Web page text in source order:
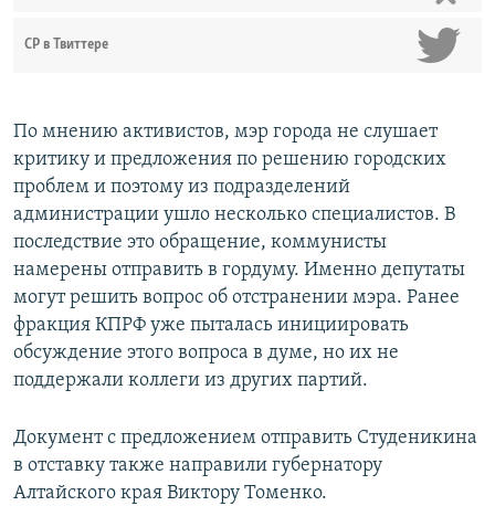
СР в Твиттере
По мнению активистов, мэр города не слушает
критику и предложения по решению городских
проблем и поэтому из подразделений
администрации ушло несколько специалистов. В
последствие это обращение, коммунисты
намерены отправить в гордуму. Именно депутаты
могут решить вопрос об отстранении мэра. Ранее
фракция КПРФ уже пыталась инициировать
обсуждение этого вопроса в думе, но их не
поддержали коллеги из других партий.
Документ с предложением отправить Студеникина
в отставку также направили губернатору
Алтайского края Виктору Томенко.